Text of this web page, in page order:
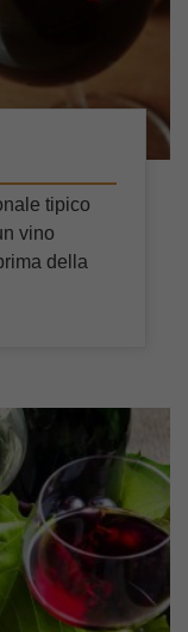
tipico
vino
della